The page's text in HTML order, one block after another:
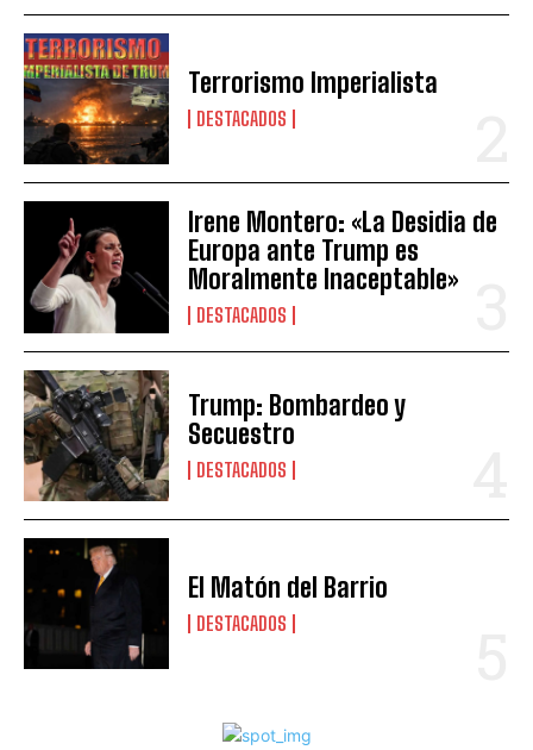
Terrorismo Imperialista
DESTACADOS
Irene Montero: «La Desidia de
Europa ante Trump es
Moralmente Inaceptable»
DESTACADOS
Trump: Bombardeo y
Secuestro
DESTACADOS
El Matón del Barrio
DESTACADOS